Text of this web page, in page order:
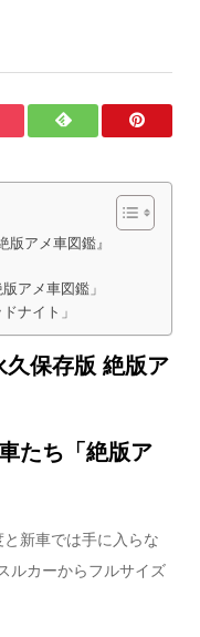
版アメ車図鑑』
アメ車図鑑」
ナイト」
久保存版 絶版ア
たち「絶版ア
新車では手に入らな
ルカーからフルサイズ